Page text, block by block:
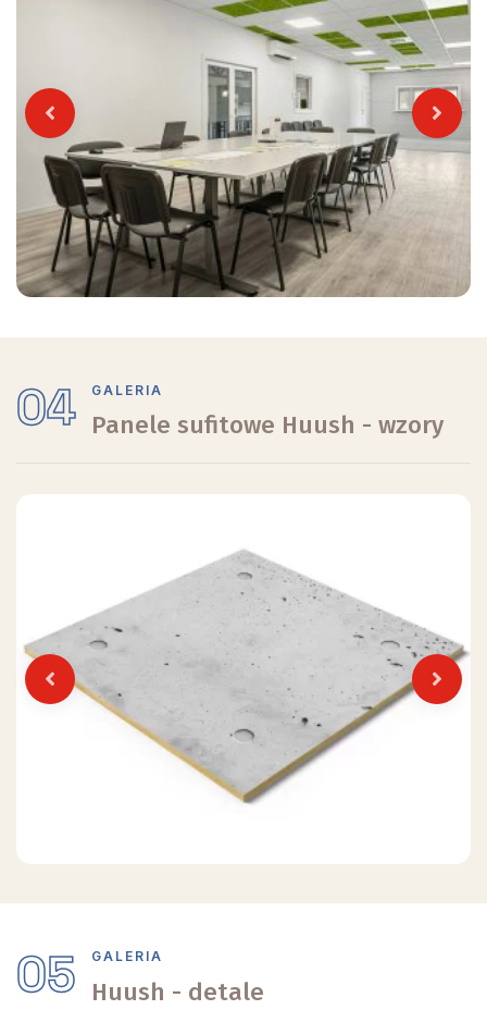
Previous Next
04 GALERIA
Panele sufitowe Huush - wzory
Previous Next
05 GALERIA
Huush - detale